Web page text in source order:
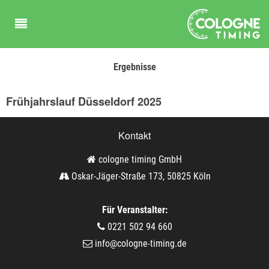
Ergebnisse
Frühjahrslauf Düsseldorf 2025
Kontakt
cologne timing GmbH
Oskar-Jäger-Straße 173, 50825 Köln
Für Veranstalter:
0221 502 94 660
info@cologne-timing.de